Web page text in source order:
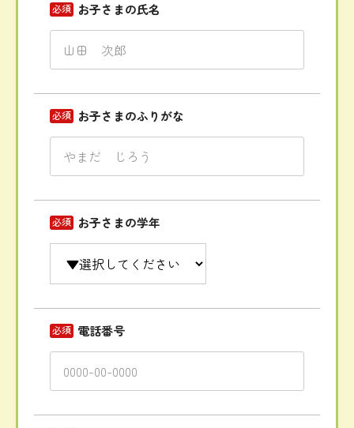
必須 お子さまの氏名
必須 お子さまのふりがな
必須 お子さまの学年
必須 電話番号